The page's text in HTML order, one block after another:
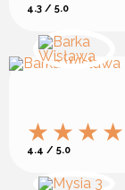
4.3 / 5.0
4.4 / 5.0